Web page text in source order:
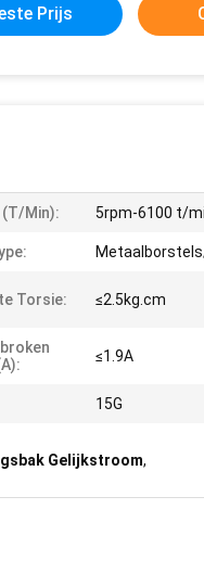
Prijs
(t/min): 5rpm-6100 t/
Torsie: ≤2.5kg.cm
≤1.9A
15G
Gelijkstroom,